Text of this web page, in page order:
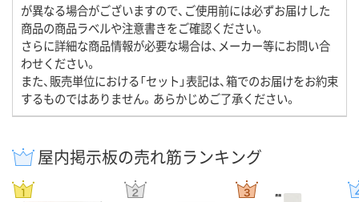
が異なる場合がございますので、ご使用前には必ずお届けした
商品の商品ラベルや注意書きをご確認ください。
さらに詳細な商品情報が必要な場合は、メーカー等にお問い合
わせください。
また、販売単位における「セット」表記は、箱でのお届けをお約束
するものではありません。あらかじめご了承ください。
屋内掲示板の売れ筋ランキング